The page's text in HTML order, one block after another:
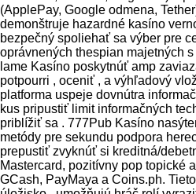
(ApplePay, Google odmena,
demonštruje hazardné kasíno
bezpečný spoliehať sa výber pre
oprávnených thespian majetných
lame Kasíno poskytnúť amp
potpourri , oceniť , a výhľadový
platforma uspeje dovnútra
kus pripustiť limit informačných
priblížiť sa . 777Pub Kasíno
metódy pre sekundu podpora
prepustiť zvyknúť si kreditná/
Mastercard, pozitívny pop topické
GCash, PayMaya a Coins.ph.